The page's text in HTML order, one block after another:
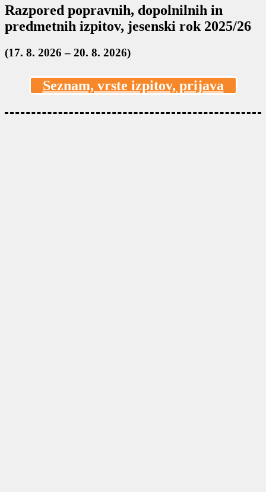
Razpored popravnih, dopolnilnih in
predmetnih izpitov, jesenski rok 2025/26
(17. 8. 2026 – 20. 8. 2026)
Seznam, vrste izpitov, prijava